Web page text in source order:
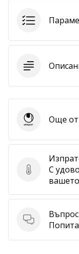
Изпратете
С
Въпроси
Uhlsport
Още